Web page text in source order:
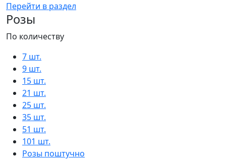
Перейти в раздел
Розы
По количеству
7 шт.
9 шт.
15 шт.
21 шт.
25 шт.
35 шт.
51 шт.
101 шт.
Розы поштучно